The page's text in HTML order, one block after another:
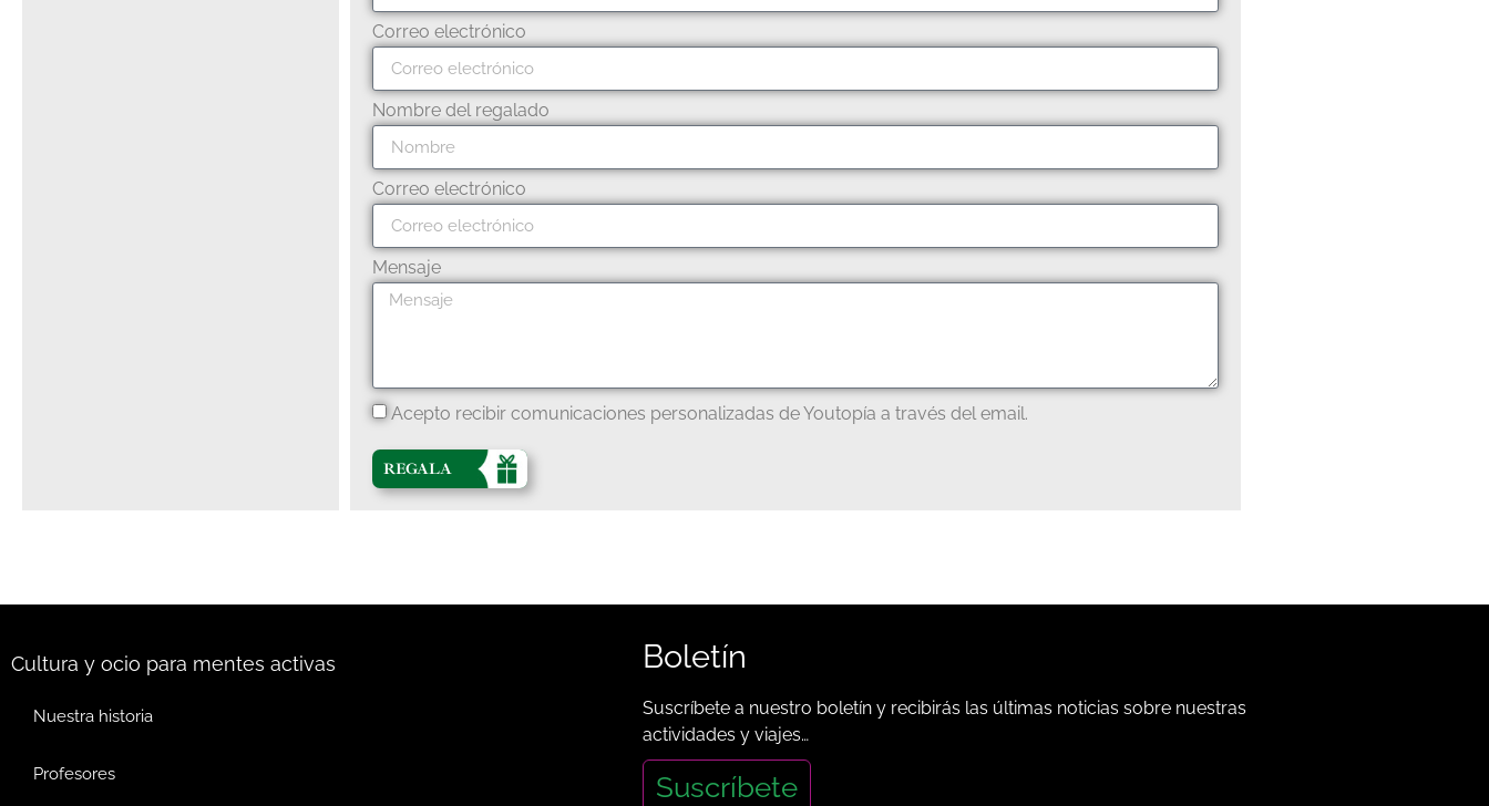
Correo electrónico
Nombre del regalado
Correo electrónico
Mensaje
Acepto recibir comunicaciones personalizadas de Youtopía a través del email.
REGALA
Cultura y ocio para mentes activas
Nuestra historia
Profesores
Boletín
Suscríbete a nuestro boletín y recibirás las últimas noticias sobre nuestras
actividades y viajes…
Suscríbete